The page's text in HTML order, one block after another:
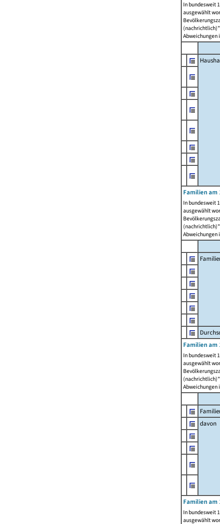
In bundesweit
ausgewählt
Abweichungen
Familien am
In bundesweit
ausgewählt
Abweichungen
Familien am
In bundesweit
ausgewählt
Abweichungen
davon
Familien am
In bundesweit
ausgewählt